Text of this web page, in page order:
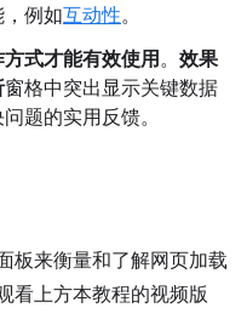
例如互动性。
式才能有效使用。 效果
窗格中突出显示关键数据
题的实用反馈。
板来衡量和了解网页加载
看上方本教程的视频版